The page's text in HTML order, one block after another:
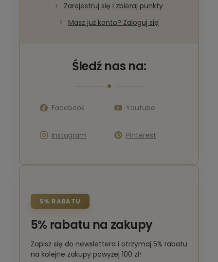
Zarejestruj się i zbieraj punkty
Masz już konto? Zaloguj się
Śledź nas na:
Facebook Youtube
Instagram Pinterest
5% RABATU
5% rabatu na zakupy
Zapisz się do newslettera i otrzymaj 5% rabatu
na kolejne zakupy powyżej 100 zł!